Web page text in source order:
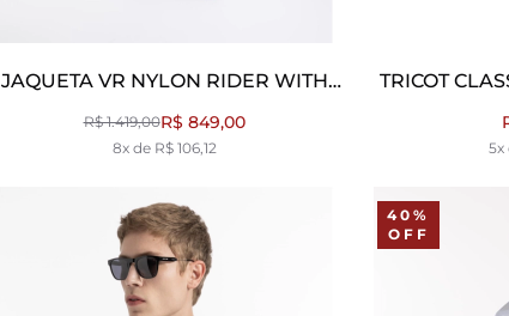
JAQUETA VR NYLON RIDER WITH
POCKTS PRETO
R$ 1.419,00R$ 849,00
8x de R$ 106,12
TRICOT
5x
40%
OFF